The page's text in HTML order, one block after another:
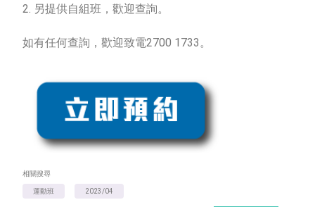
2. 另提供自組班，歡迎查詢。
如有任何查詢，歡迎致電2700 1733。
相關搜尋
運動班 2023/04